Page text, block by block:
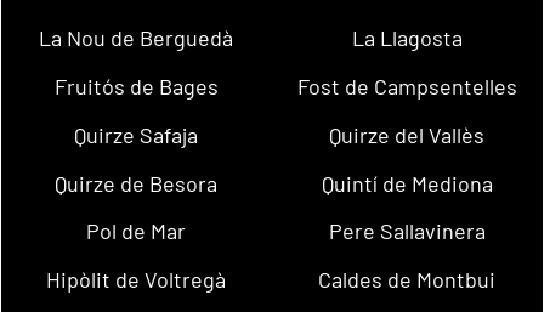
La Nou de Berguedà
La Llagosta
Fruitós de Bages
Fost de Campsentelles
Quirze Safaja
Quirze del Vallès
Quirze de Besora
Quintí de Mediona
Pol de Mar
Pere Sallavinera
Hipòlit de Voltregà
Caldes de Montbui